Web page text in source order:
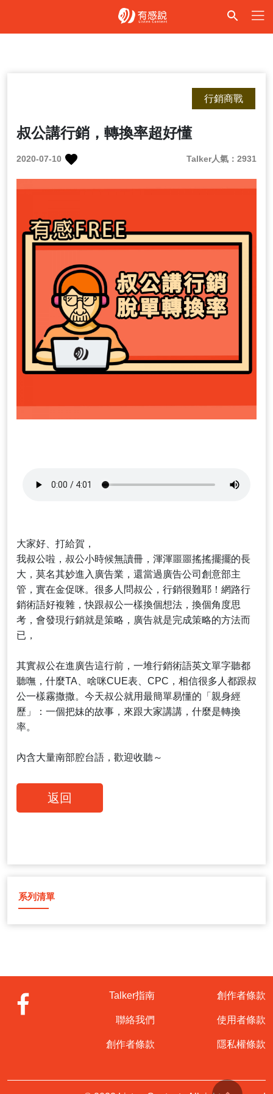
叔公講行銷，轉換率超好懂
行銷商戰
2020-07-10 Talker人氣：2931
大家好、打給賀，
我叔公啦，叔公小時候無讀冊，渾渾噩噩搖搖擺擺的長
大，莫名其妙進入廣告業，還當過廣告公司創意部主
管，實在金促咪。很多人問叔公，行銷很難耶！網路行
銷術語好複雜，快跟叔公一樣換個想法，換個角度思
考，會發現行銷就是策略，廣告就是完成策略的方法而
已，
其實叔公在進廣告這行前，一堆行銷術語英文單字聽都
聽嘸，什麼TA、啥咪CUE表、CPC，相信很多人都跟叔
公一樣霧撒撒。今天叔公就用最簡單易懂的「親身經
歷」：一個把妹的故事，來跟大家講講，什麼是轉換
率。
內含大量南部腔台語，歡迎收聽～
返回
系列清單
Talker指南
聯絡我們
創作者條款
創作者條款
使用者條款
隱私權條款